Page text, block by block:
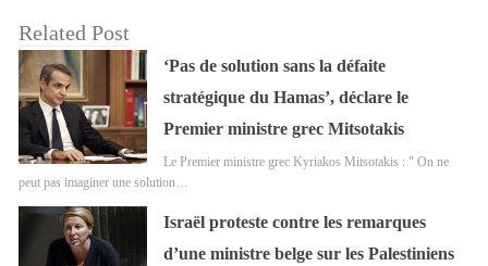
Related Post
‘Pas de solution sans la défaite
stratégique du Hamas’, déclare le
Premier ministre grec Mitsotakis
Le Premier ministre grec Kyriakos Mitsotakis : " On ne
peut pas imaginer une solution…
Israël proteste contre les remarques
d’une ministre belge sur les Palestiniens